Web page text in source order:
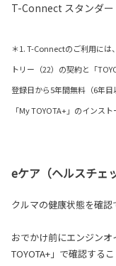
T-Connect スタンダ
＊1. T-Connectのご利用に
トリー（22）の契約と「
登録日から5年間無料（6年
「My TOYOTA+」のインスト
eケア（ヘルスチェ
クルマの健康状態を確認
おでかけ前にエンジン
TOYOTA+」で確認するこ